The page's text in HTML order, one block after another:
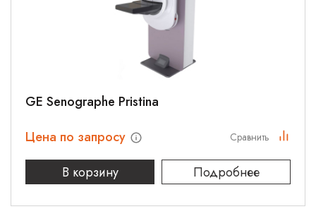
GE Senographe Pristina
Цена по запросу
В корзину
Подробнее
Сравнить